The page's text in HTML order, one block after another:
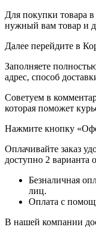
Для покупки товара
нужный вам товар и
Далее перейдите в
​​​​​​​Заполняете
адрес, способ
​​​​​​​Советуем в
которая поможет
​​​​​​​Нажмите кнопку
Оплачивайте заказ
доступно 2 варианта
Безналичная
лиц.
Оплата с
В нашей компании